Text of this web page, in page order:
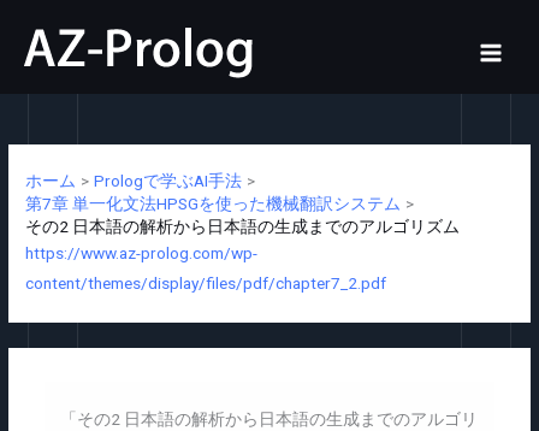
ホーム
Prologで学ぶAI手法
第7章 単一化文法HPSGを使った機械翻訳システム
その2 日本語の解析から日本語の生成までのアルゴリズム
https://www.az-prolog.com/wp-
content/themes/display/files/pdf/chapter7_2.pdf
「その2 日本語の解析から日本語の生成までのアルゴリ